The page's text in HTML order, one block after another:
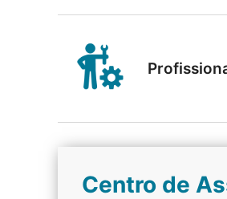
Centro de